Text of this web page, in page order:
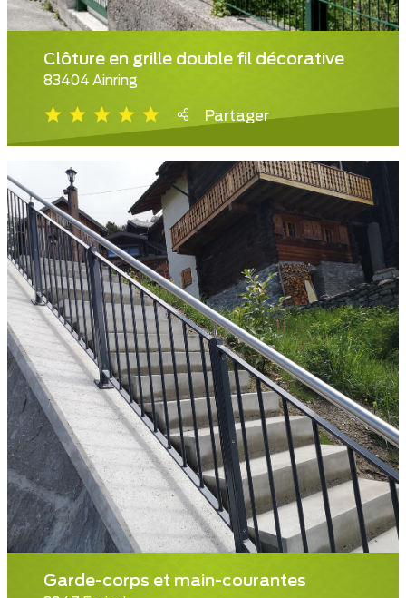
Clôture en grille double fil décorative
83404 Ainring
Partager
Garde-corps et main-courantes